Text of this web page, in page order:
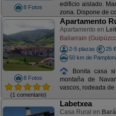
8 Fotos
edificio aislado.
zona. Dispone de
8 Fotos
(1 comentario)
Apartamento
Apartamento en
Baliarrain
2-5 plazas
25 €
50 km de
Bonita casa
montaña de
vascos, rodeada
Labetxea
Casa Rural en